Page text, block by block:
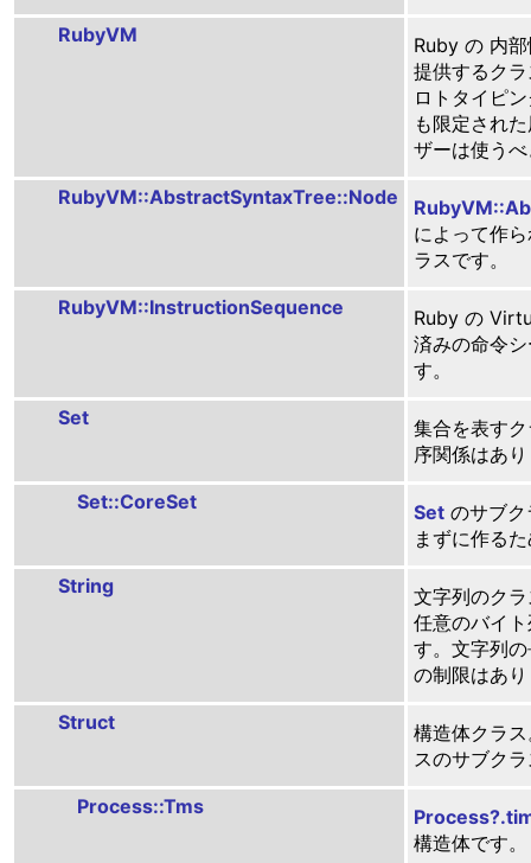
RubyVM
Ruby の 内
提供するク
ロトタイピ
も限定され
ザーは使う
RubyVM::AbstractSyntaxTree::Node
によって作
ラスです。
RubyVM::InstructionSequence
Ruby の
済みの命令
す。
Set
集合を表す
序関係はあ
Set::CoreSet Setのサブク
まずに作る
String
文字列のク
任意のバイ
す。文字列
の制限はあ
Struct
構造体クラ
スのサブク
Process::Tms
構造体です。